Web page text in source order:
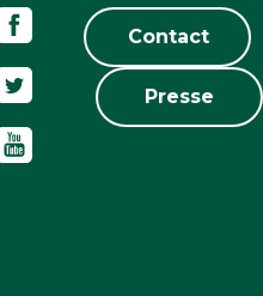
Contact
Presse